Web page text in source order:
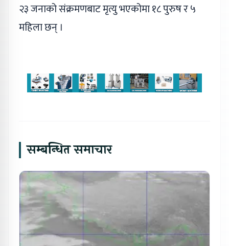
२३ जनाको संक्रमणबाट मृत्यु भएकोमा १८ पुरुष र ५
महिला छन् ।
सम्बन्धित समाचार